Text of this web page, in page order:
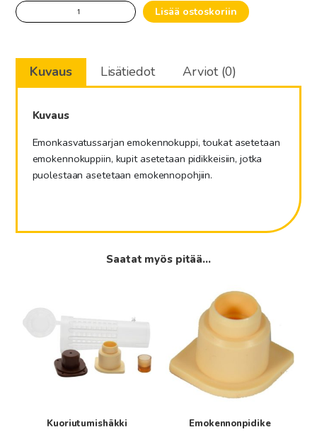
Emokennokuppi
määrä
Lisää ostoskoriin
Kuvaus Lisätiedot Arviot (0)
Kuvaus
Emonkasvatussarjan emokennokuppi, toukat asetetaan
emokennokuppiin, kupit asetetaan pidikkeisiin, jotka
puolestaan asetetaan emokennopohjiin.
Saatat myös pitää...
Kuoriutumishäkki Emokennonpidike